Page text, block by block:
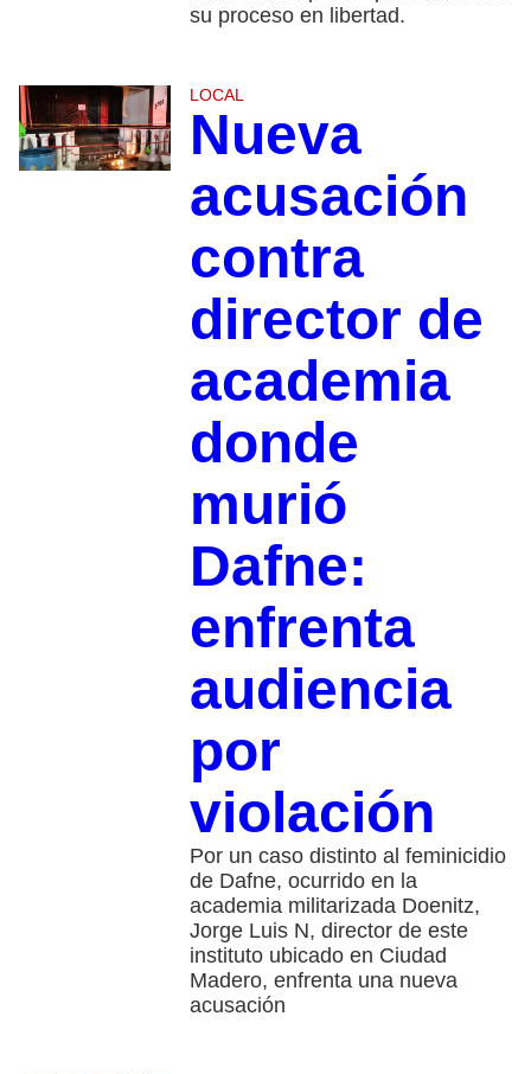
su proceso en libertad.
LOCAL
Nueva
acusación
contra
director de
academia
donde
murió
Dafne:
enfrenta
audiencia
por
violación
Por un caso distinto al feminicidio
de Dafne, ocurrido en la
academia militarizada Doenitz,
Jorge Luis N, director de este
instituto ubicado en Ciudad
Madero, enfrenta una nueva
acusación